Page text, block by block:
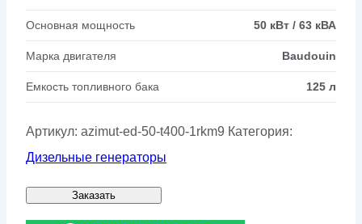
Основная мощность 50 кВт / 63 кВА
Марка двигателя Baudouin
Емкость топливного бака 125 л
Артикул: azimut-ed-50-t400-1rkm9 Категория:
Дизельные генераторы
Заказать